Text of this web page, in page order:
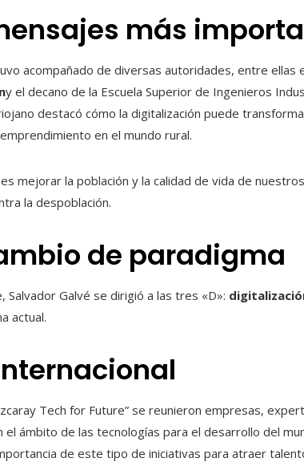
más
acompañado de diversas autoridades, entre ellas
y el decano de la Escuela Superior de Ingenieros
destacó cómo la digitalización puede
en el mundo rural.
mejorar la población y la calidad de vida de
la despoblación.
de paradigma
Salvador Galvé se dirigió a las tres «D»:
actual.
Tech for Future” se reunieron empresas,
ámbito de las tecnologías para el desarrollo del
de este tipo de iniciativas para atraer